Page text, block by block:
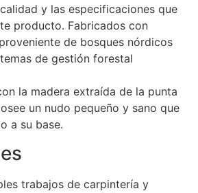
y las especificaciones que
producto. Fabricados con
de bosques nórdicos
de gestión forestal
la madera extraída de la punta
un nudo pequeño y sano que
a su base.
trabajos de carpintería y